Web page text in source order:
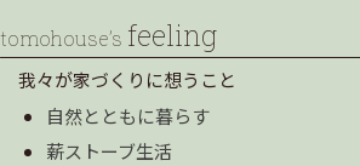
tomohouse’s feeling
我々が家づくりに想うこと
自然とともに暮らす
薪ストーブ生活